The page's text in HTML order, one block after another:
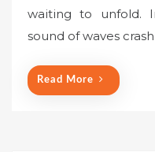
e
d
waiting to unfold.
sound of waves
Read More